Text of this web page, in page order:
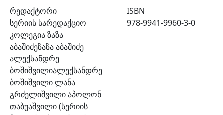
რედაქტორი
სერიის სარედაქციო
კოლეგია ზაზა
აბაშიძეზაზა აბაშიძე
ალექსანდრე
ბოშიშვილიალექსანდრე
ბოშიშვილი ლანა
გრძელიშვილი აპოლონ
თაბუაშვილი (სერიის
ISBN
978-9941-9960-3-0